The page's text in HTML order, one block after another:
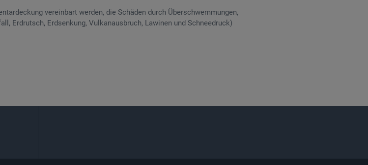
vereinbart werden, die Schäden durch Überschwemmungen,
Erdrutsch, Erdsenkung, Vulkanausbruch, Lawinen und Schneedruck)